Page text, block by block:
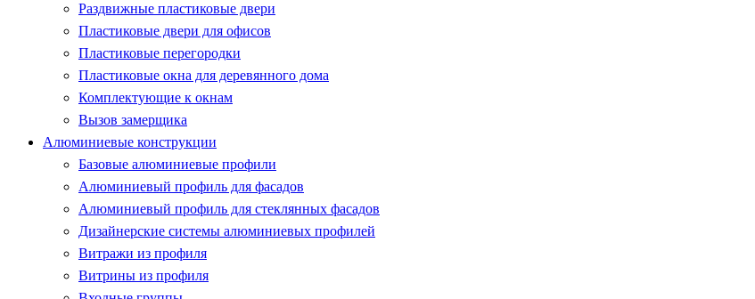
Раздвижные пластиковые двери
Пластиковые двери для офисов
Пластиковые перегородки
Пластиковые окна для деревянного дома
Комплектующие к окнам
Вызов замерщика
Алюминиевые конструкции
Базовые алюминиевые профили
Алюминиевый профиль для фасадов
Алюминиевый профиль для стеклянных фасадов
Дизайнерские системы алюминиевых профилей
Витражи из профиля
Витрины из профиля